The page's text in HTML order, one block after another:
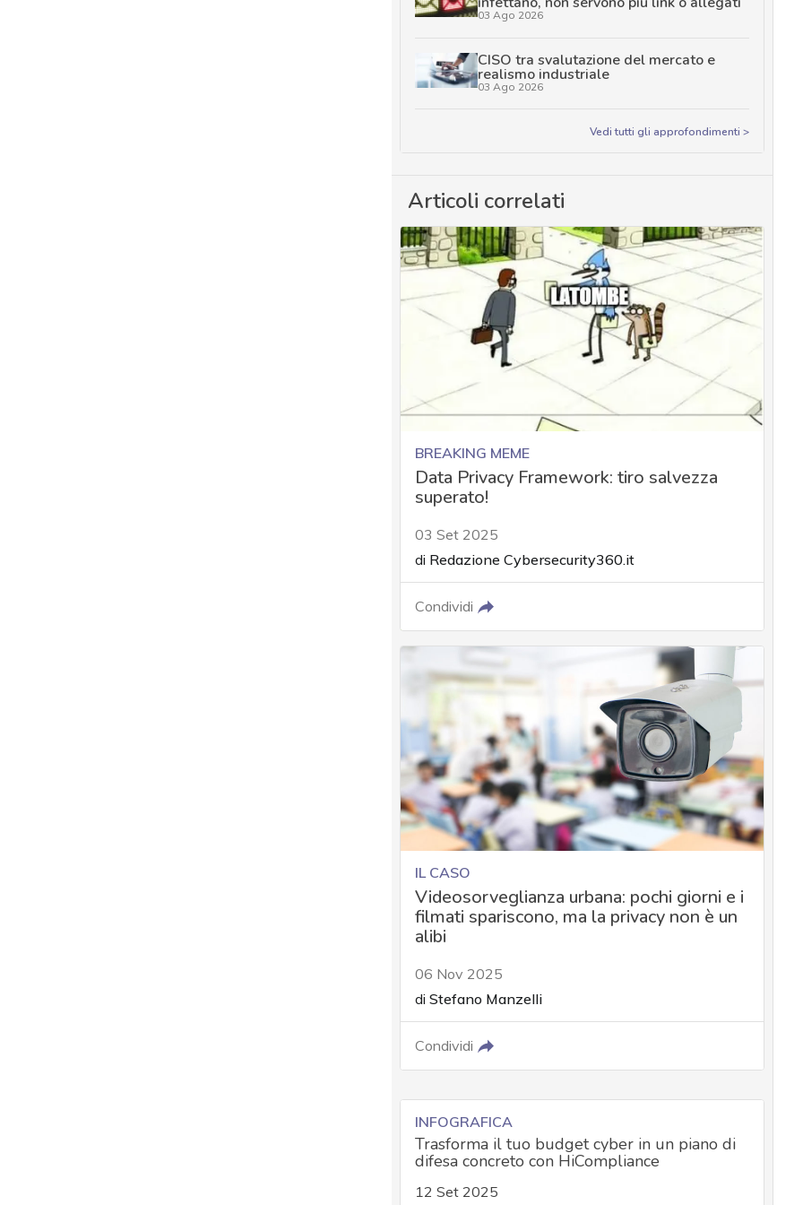
03 Ago 2026
CISO tra svalutazione del mercato e
realismo industriale
03 Ago 2026
Vedi tutti gli approfondimenti >
Articoli correlati
BREAKING MEME
Data Privacy Framework: tiro salvezza
superato!
03 Set 2025
di Redazione Cybersecurity360.it
Condividi
IL CASO
Videosorveglianza urbana: pochi giorni e i
filmati spariscono, ma la privacy non è un
alibi
06 Nov 2025
di Stefano Manzelli
Condividi
INFOGRAFICA
Trasforma il tuo budget cyber in un piano di
difesa concreto con HiCompliance
12 Set 2025